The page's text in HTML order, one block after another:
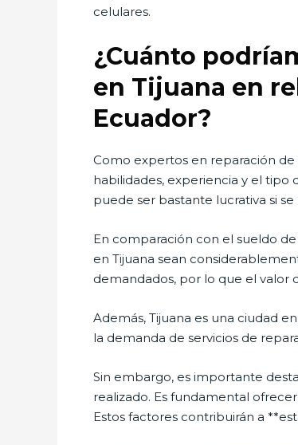
celulares.
¿Cuánto
en Tijuana en
Ecuador?
Como expertos en reparación
habilidades, experiencia y el tipo
puede ser bastante lucrativa si
En comparación con el sueldo
en Tijuana sean
demandados, por lo que el valor
Además, Tijuana es una ciudad
la demanda de servicios de
Sin embargo, es importante
realizado. Es fundamental
Estos factores contribuirán a